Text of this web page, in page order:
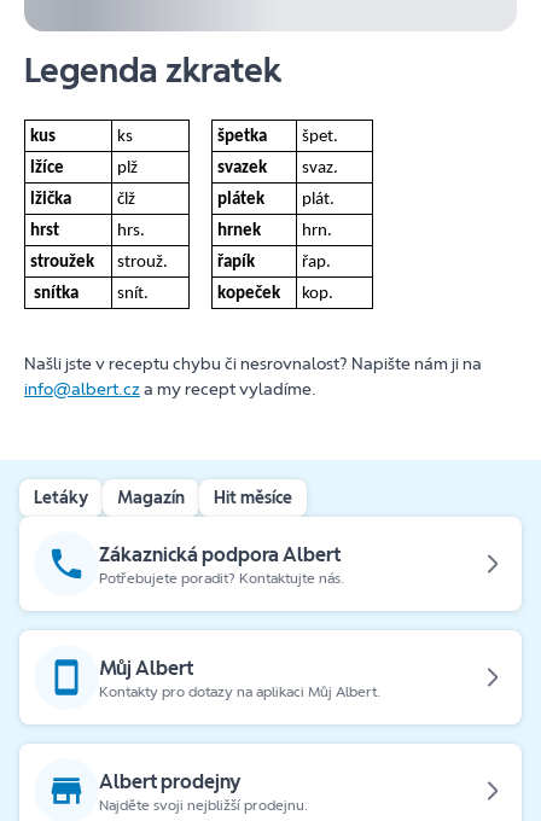
Legenda zkratek
kus ks špetka
špet.
lžíce
plž svazek
svaz.
lžička
člž plátek
plát.
hrst
hrs. hrnek
hrn.
stroužek
strouž. řapík
řap.
snítka
snít. kopeček kop.
Našli jste v receptu chybu či nesrovnalost? Napište nám ji na
info@albert.cza my recept vyladíme.
Letáky Magazín Hit měsíce
Zákaznická podpora Albert
Potřebujete poradit? Kontaktujte nás.
Můj Albert
Kontakty pro dotazy na aplikaci Můj Albert.
Albert prodejny
Najděte svoji nejbližší prodejnu.